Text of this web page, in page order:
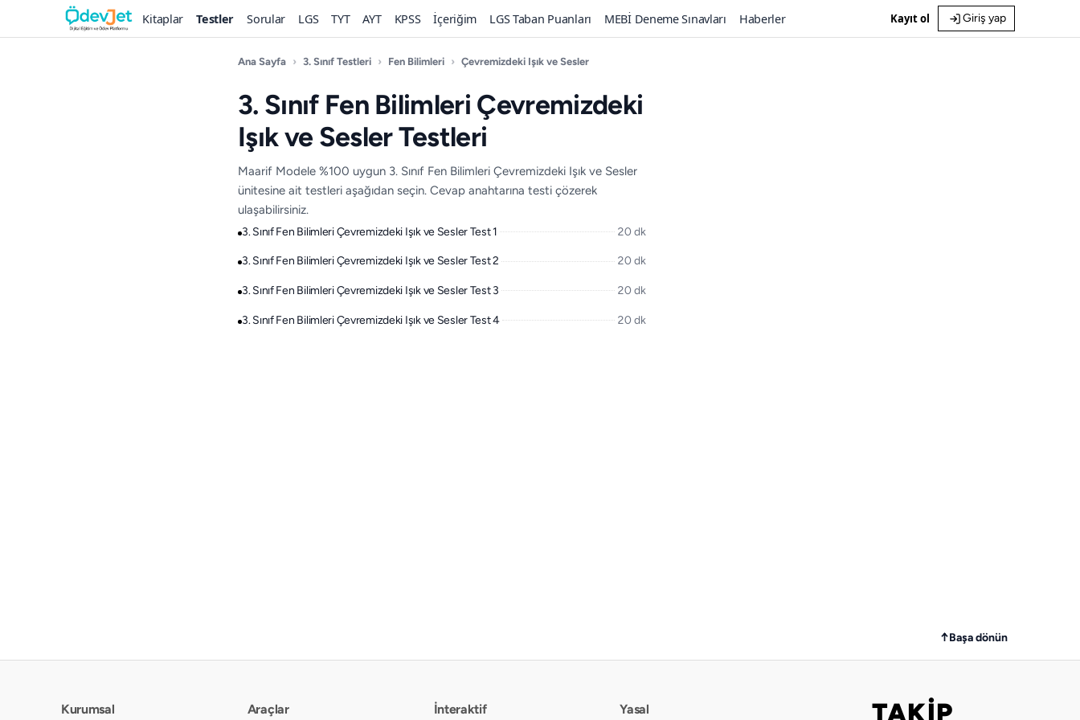
Kitaplar Testler Sorular LGS TYT AYT KPSS İçeriğim LGS Taban Puanları MEBİ Deneme Sınavları Haberler Kayıt ol Giriş yap
Ana Sayfa › 3. Sınıf Testleri › Fen Bilimleri › Çevremizdeki Işık ve Sesler
3. Sınıf Fen Bilimleri Çevremizdeki
Işık ve Sesler Testleri
Maarif Modele %100 uygun 3. Sınıf Fen Bilimleri Çevremizdeki Işık ve Sesler
ünitesine ait testleri aşağıdan seçin. Cevap anahtarına testi çözerek
ulaşabilirsiniz.
3. Sınıf Fen Bilimleri Çevremizdeki Işık ve Sesler Test 1 20 dk
3. Sınıf Fen Bilimleri Çevremizdeki Işık ve Sesler Test 2 20 dk
3. Sınıf Fen Bilimleri Çevremizdeki Işık ve Sesler Test 3 20 dk
3. Sınıf Fen Bilimleri Çevremizdeki Işık ve Sesler Test 4 20 dk
↑Başa dönün
Kurumsal Araçlar İnteraktif Yasal Bizi takip edin
TAKİP